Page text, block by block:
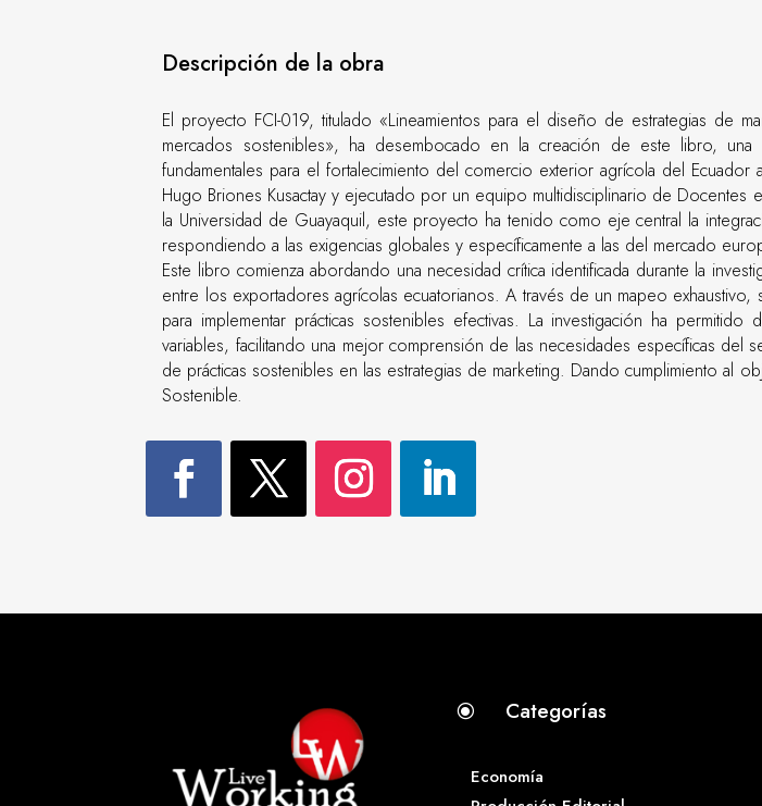
Descripción de la obra
El proyecto FCI-019, titulado «Lineamientos para el diseño de estrategias de
mercados sostenibles», ha desembocado en la creación de este libro, una
fundamentales para el fortalecimiento del comercio exterior agrícola del
Hugo Briones Kusactay y ejecutado por un equipo multidisciplinario de
la Universidad de Guayaquil, este proyecto ha tenido como eje central la
respondiendo a las exigencias globales y específicamente a las del mercado
Este libro comienza abordando una necesidad crítica identificada durante la
entre los exportadores agrícolas ecuatorianos. A través de un mapeo
para implementar prácticas sostenibles efectivas. La investigación ha
variables, facilitando una mejor comprensión de las necesidades específicas
de prácticas sostenibles en las estrategias de marketing. Dando cumplimiento al
Sostenible.
\ Categorías
Economía